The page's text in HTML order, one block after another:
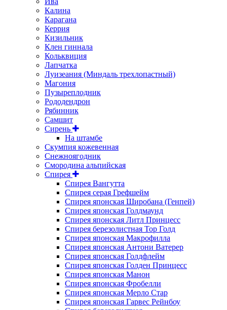
Калина
Карагана
Керрия
Кизильник
Клен гиннала
Кольквиция
Лапчатка
Луизеания (Миндаль трехлопастный)
Магония
Пузыреплодник
Рододендрон
Рябинник
Самшит
Сирень
На штамбе
Скумпия кожевенная
Снежноягодник
Смородина альпийская
Спирея
Спирея Вангутта
Спирея серая Грефшейм
Спирея японская Широбана (Генпей)
Спирея японская Голдмаунд
Спирея японская Литл Принцесс
Спирея березолистная Тор Голд
Спирея японская Макрофилла
Спирея японская Антони Ватерер
Спирея японская Голдфлейм
Спирея японская Голден Принцесс
Спирея японская Манон
Спирея японская Фробелли
Спирея японская Мерло Стар
Спирея японская Гарвес Рейнбоу